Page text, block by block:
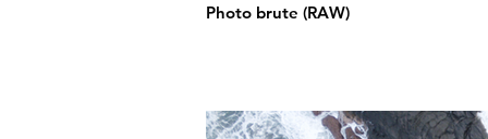
Photo brute (RAW)